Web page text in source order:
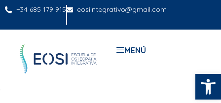
+34 685 179 915 eosiintegrativo@gmail.com
MENÚ